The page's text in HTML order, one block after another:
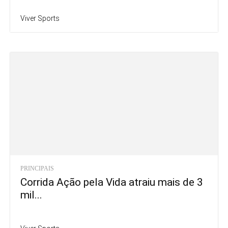
Viver Sports
PRINCIPAIS
Corrida Ação pela Vida atraiu mais de 3
mil...